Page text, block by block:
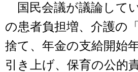
国民会議が議論して
の患者負担増、介護の
捨て、年金の支給開始
引き上げ、保育の公的